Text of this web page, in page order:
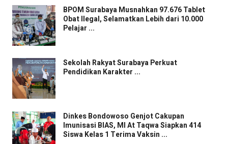
BPOM Surabaya Musnahkan 97.676 Tablet
Obat Ilegal, Selamatkan Lebih dari 10.000
Pelajar ...
Sekolah Rakyat Surabaya Perkuat
Pendidikan Karakter ...
Dinkes Bondowoso Genjot Cakupan
Imunisasi BIAS, MI At Taqwa Siapkan 414
Siswa Kelas 1 Terima Vaksin ...